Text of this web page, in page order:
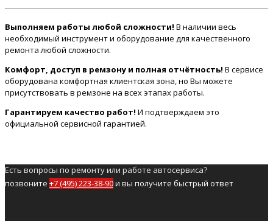
Выполняем работы любой сложности! В наличии весь
необходимый инструмент и оборудование для качественного
ремонта любой сложности.
Комфорт, доступ в ремзону и полная отчётность! В сервисе
оборудована комфортная клиентская зона, но Вы можете
присутствовать в ремзоне на всех этапах работы.
Гарантируем качество работ! И подтверждаем это
официальной сервисной гарантией.
Есть вопросы по ремонту или работе автосервиса?
позвоните +7 (495) 223-38-90и вы получите быстрый ответ